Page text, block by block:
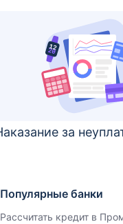
за
Популярные банки
Рассчитать кредит в